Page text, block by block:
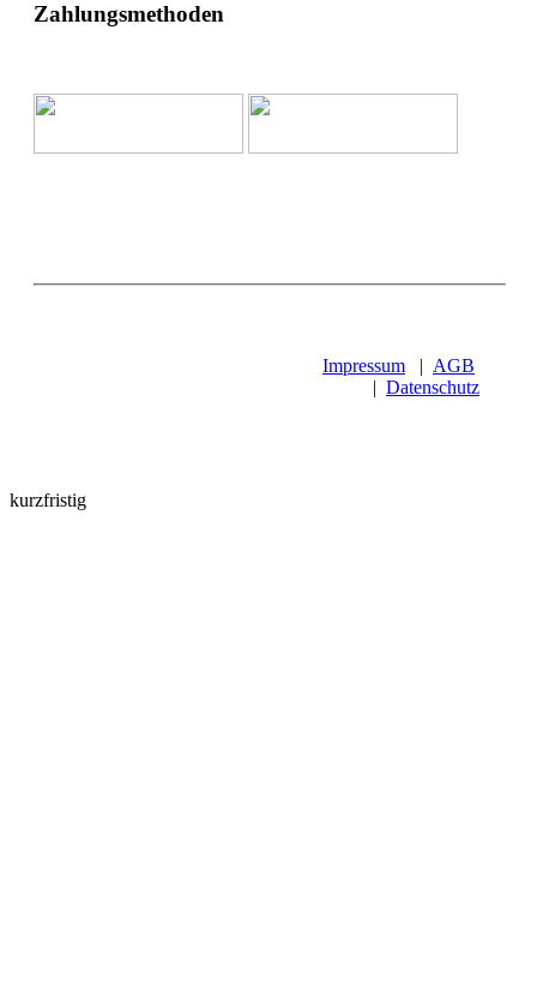
Zahlungsmethoden
Impressum | AGB
| Datenschutz
kurzfristig